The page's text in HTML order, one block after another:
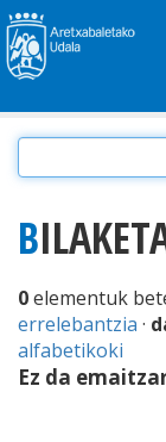
0elementuk
errelebantzia ·
alfabetikoki
Ez da